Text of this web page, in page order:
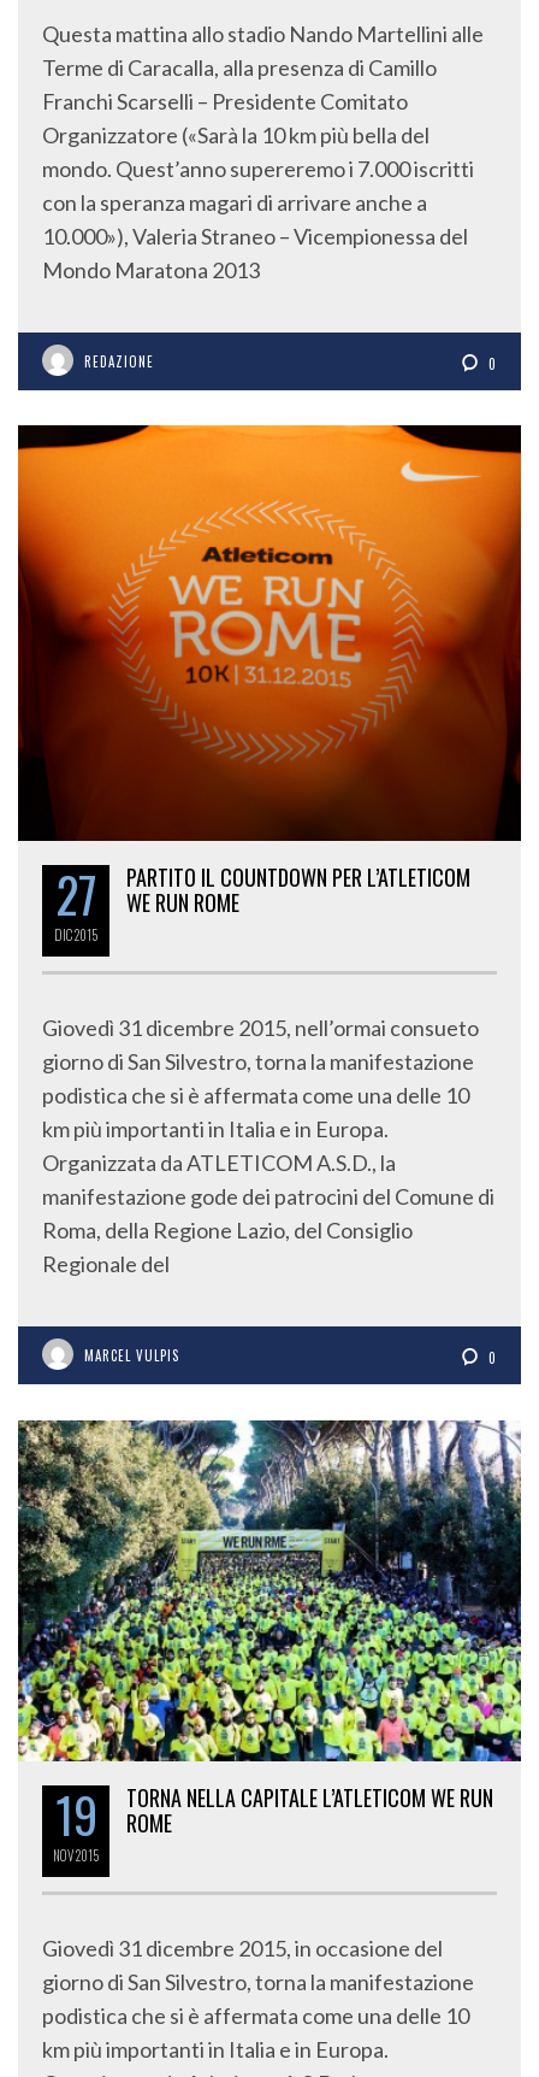
Questa mattina allo stadio Nando Martellini alle
Terme di Caracalla, alla presenza di Camillo
Franchi Scarselli – Presidente Comitato
Organizzatore («Sarà la 10 km più bella del
mondo. Quest’anno supereremo i 7.000 iscritti
con la speranza magari di arrivare anche a
10.000»), Valeria Straneo – Vicempionessa del
Mondo Maratona 2013
REDAZIONE 0
27
DIC2015
PARTITO IL COUNTDOWN PER L’ATLETICOM
WE RUN ROME
Giovedì 31 dicembre 2015, nell’ormai consueto
giorno di San Silvestro, torna la manifestazione
podistica che si è affermata come una delle 10
km più importanti in Italia e in Europa.
Organizzata da ATLETICOM A.S.D., la
manifestazione gode dei patrocini del Comune di
Roma, della Regione Lazio, del Consiglio
Regionale del
MARCEL VULPIS 0
19
NOV2015
TORNA NELLA CAPITALE L’ATLETICOM WE RUN
ROME
Giovedì 31 dicembre 2015, in occasione del
giorno di San Silvestro, torna la manifestazione
podistica che si è affermata come una delle 10
km più importanti in Italia e in Europa.